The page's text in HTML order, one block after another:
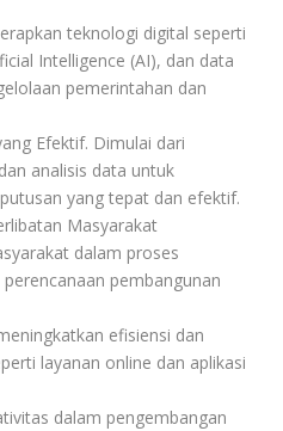
teknologi digital seperti
Intelligence (AI), dan data
pemerintahan dan
Efektif. Dimulai dari
analisis data untuk
yang tepat dan efektif.
Masyarakat
dalam proses
pembangunan
efisiensi dan
layanan online dan aplikasi
dalam pengembangan